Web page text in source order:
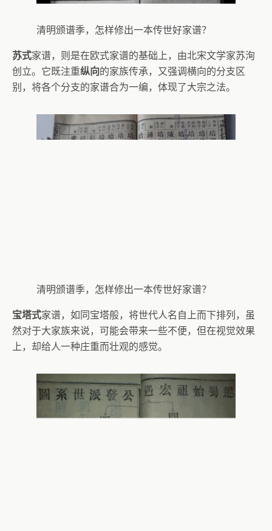
清明颁谱季，怎样修出一本传世好家谱？
苏式家谱，则是在欧式家谱的基础上，由北宋文学家苏洵
创立。它既注重纵向的家族传承，又强调横向的分支区
别，将各个分支的家谱合为一编，体现了大宗之法。
清明颁谱季，怎样修出一本传世好家谱？
宝塔式家谱，如同宝塔般，将世代人名自上而下排列，虽
然对于大家族来说，可能会带来一些不便，但在视觉效果
上，却给人一种庄重而壮观的感觉。